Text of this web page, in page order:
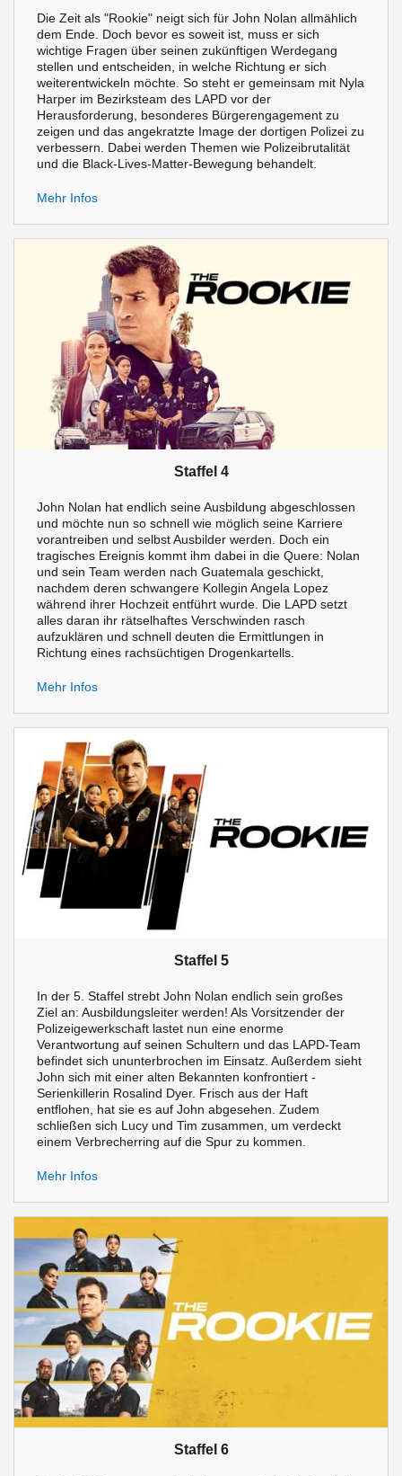
Die Zeit als "Rookie" neigt sich für John Nolan allmählich
dem Ende. Doch bevor es soweit ist, muss er sich
wichtige Fragen über seinen zukünftigen Werdegang
stellen und entscheiden, in welche Richtung er sich
weiterentwickeln möchte. So steht er gemeinsam mit Nyla
Harper im Bezirksteam des LAPD vor der
Herausforderung, besonderes Bürgerengagement zu
zeigen und das angekratzte Image der dortigen Polizei zu
verbessern. Dabei werden Themen wie Polizeibrutalität
und die Black-Lives-Matter-Bewegung behandelt.
Mehr Infos
Staffel 4
John Nolan hat endlich seine Ausbildung abgeschlossen
und möchte nun so schnell wie möglich seine Karriere
vorantreiben und selbst Ausbilder werden. Doch ein
tragisches Ereignis kommt ihm dabei in die Quere: Nolan
und sein Team werden nach Guatemala geschickt,
nachdem deren schwangere Kollegin Angela Lopez
während ihrer Hochzeit entführt wurde. Die LAPD setzt
alles daran ihr rätselhaftes Verschwinden rasch
aufzuklären und schnell deuten die Ermittlungen in
Richtung eines rachsüchtigen Drogenkartells.
Mehr Infos
Staffel 5
In der 5. Staffel strebt John Nolan endlich sein großes
Ziel an: Ausbildungsleiter werden! Als Vorsitzender der
Polizeigewerkschaft lastet nun eine enorme
Verantwortung auf seinen Schultern und das LAPD-Team
befindet sich ununterbrochen im Einsatz. Außerdem sieht
John sich mit einer alten Bekannten konfrontiert -
Serienkillerin Rosalind Dyer. Frisch aus der Haft
entflohen, hat sie es auf John abgesehen. Zudem
schließen sich Lucy und Tim zusammen, um verdeckt
einem Verbrecherring auf die Spur zu kommen.
Mehr Infos
Staffel 6